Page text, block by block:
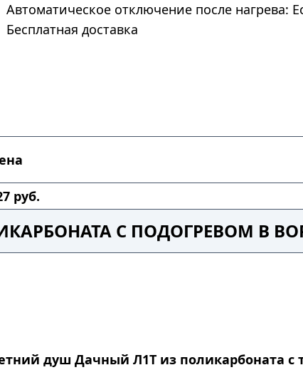
Автоматическое отключение после нагрева:
Бесплатная доставка
руб.
С ПОДОГРЕВОМ В
душ Дачный Л1Т из поликарбоната с